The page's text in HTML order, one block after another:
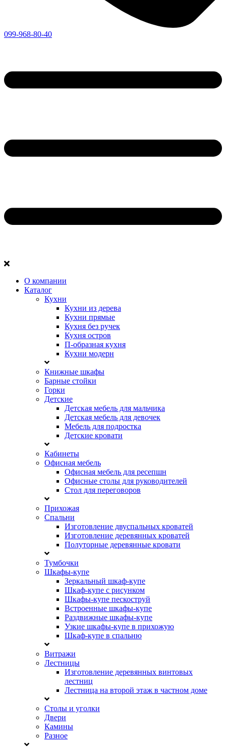
099-968-80-40
О компании
Каталог
Кухни
Кухни из дерева
Кухни прямые
Кухня без ручек
Кухня остров
П-образная кухня
Кухни модерн
Книжные шкафы
Барные стойки
Горки
Детские
Детская мебель для мальчика
Детская мебель для девочек
Мебель для подростка
Детские кровати
Кабинеты
Офисная мебель
Офисная мебель для ресепшн
Офисные столы для руководителей
Стол для переговоров
Прихожая
Спальни
Изготовление двуспальных кроватей
Изготовление деревянных кроватей
Полуторные деревянные кровати
Тумбочки
Шкафы-купе
Зеркальный шкаф-купе
Шкаф-купе с рисунком
Шкафы-купе пескоструй
Встроенные шкафы-купе
Раздвижные шкафы-купе
Узкие шкафы-купе в прихожую
Шкаф-купе в спальню
Витражи
Лестницы
Изготовление деревянных винтовых
лестниц
Лестница на второй этаж в частном доме
Столы и уголки
Двери
Камины
Разное